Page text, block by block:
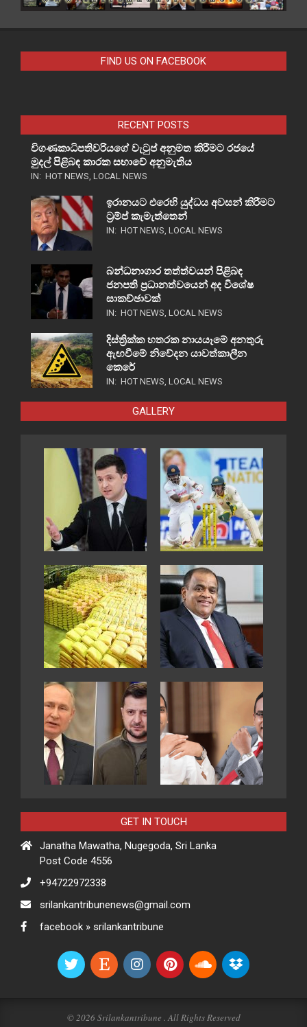
FIND US ON FACEBOOK
RECENT POSTS
විගණකාධිපතිවරියගේ වැටුප් අනුමත කිරීමට රජයේ
මුදල් පිළිබඳ කාරක සභාවේ අනුමැතිය
IN: HOT NEWS, LOCAL NEWS
ඉරානයට එරෙහි යුද්ධය අවසන් කිරීමට
ට්‍රම්ප් කැමැත්තෙන්
IN: HOT NEWS, LOCAL NEWS
බන්ධනාගාර තත්ත්වයන් පිළිබඳ
ජනපති ප්‍රධානත්වයෙන් අද විශේෂ
සාකච්ඡාවක්
IN: HOT NEWS, LOCAL NEWS
දිස්ත්‍රික්ක හතරක නායයෑමේ අනතුරු
ඇඟවීමේ නිවේදන යාවත්කාලීන
කෙරේ
IN: HOT NEWS, LOCAL NEWS
GALLERY
GET IN TOUCH
Janatha Mawatha, Nugegoda, Sri Lanka
Post Code 4556
+94722972338
srilankantribunenews@gmail.com
facebook » srilankantribune
© 2026 Srilankantribune . All Rights Reserved